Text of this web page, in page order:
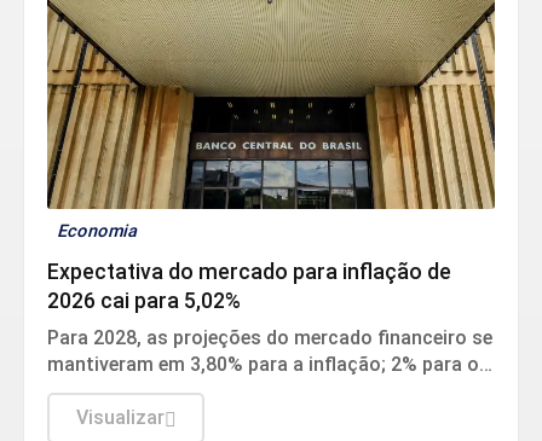
Economia
Expectativa do mercado para inflação de
2026 cai para 5,02%
Para 2028, as projeções do mercado financeiro se
mantiveram em 3,80% para a inflação; 2% para o
PIB; 5,30% para a cotação do dólar; e 10,50% para
a taxa Selic.
Visualizar